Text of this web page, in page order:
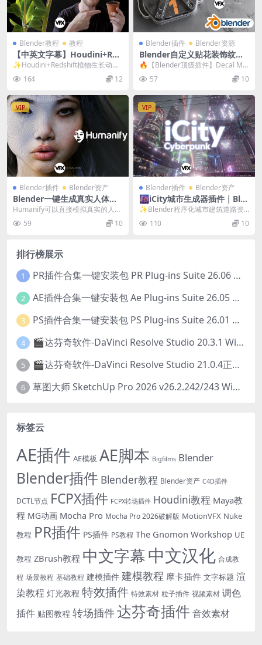
Blender教程 教程
【中英文字幕】Houdini+Red
shift植物生长动画特效教程
✨Houdini+Redshift植物生长动画
164 12
Blender插件 Blender资源
Blender自定义贴花装饰纹理
细节融合插件+预设库 Decal
Master V2.0.7 + 中文字幕教
程
🔥【Blender顶级插件】Decal Ma
57 10
VIP
Blender插件 Blender资产
Blender一键生成真实人体面
部身体手脚皮肤着色器插件预
设 Humanify V3.0 + 视频教
程+24个真实人物3D模型 Hyp
Humanify可以直接模拟真实的人物
角色皮肤，比如头部、身体、手
脚，每个都有三...
59 10
VIP
Blender插件 Blender资产
🌆iCity城市生成器插件｜Ble
nder城市快速建模神器 ICity
✨Blender程序化城市建筑道路资
产预设一键生成插件 ICity V1.7.1...
110 10
排行榜展示
1 PR插件合集一键安装包 PR Plug-ins Suite 26.06 一键安装PR所有常用插件！
2 AE插件合集一键安装包 Ae Plug-ins Suite 26.05 一键安装AE所有常用插件！
3 PS插件合集一键安装包 PS Plug-ins Suite 26.01 一键安装PS所有常用插件！
4 🎬达芬奇软件-DaVinci Resolve Studio 20.3.1 Win/Mac中文破解版下载
5 🎬达芬奇软件-DaVinci Resolve Studio 21.0.4正式版 Win/Mac中文破解版下载
6 草图大师 SketchUp Pro 2026 v26.2.242/243 Win/Mac破解版 中文版/英文版
标签云
AE插件 AE模板 AE脚本 Bigfilms Blender
Blender插件 Blender教程 Blender资产 C4D插件
DCTL节点 FCPX插件 FCPX转场插件 Houdini教程 Maya教
程 MG动画 Mocha Pro Mocha Pro 2026破解版 MotionVFX Nuke
教程 PR插件 PS插件 PS教程 The Gnomon Workshop UE
教程 ZBrush教程 中文字幕中文汉化 合成教
程 场景教程 基础教程 建模插件 建模教程 摩卡插件 文字标题 渲
染教程 灯光教程 特效插件 特效素材 粒子插件 视频素材 调色
插件 贴图教程 转场插件达芬奇插件 音效素材